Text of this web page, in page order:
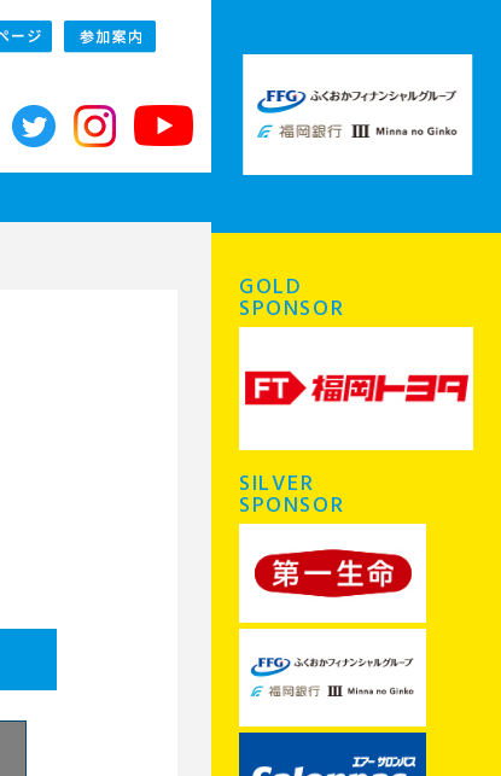
GOLD
SPONSOR
SILVER
SPONSOR